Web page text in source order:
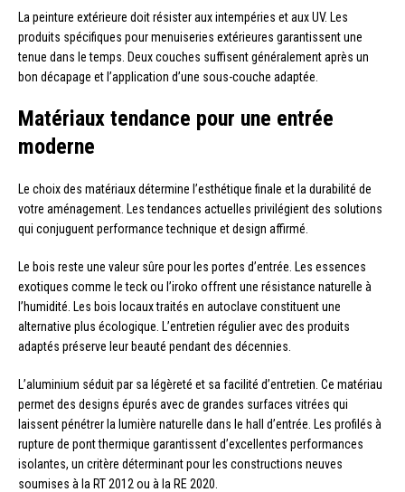
La peinture extérieure doit résister aux intempéries et aux UV. Les
produits spécifiques pour menuiseries extérieures garantissent une
tenue dans le temps. Deux couches suffisent généralement après un
bon décapage et l’application d’une sous-couche adaptée.
Matériaux tendance pour une entrée
moderne
Le choix des matériaux détermine l’esthétique finale et la durabilité de
votre aménagement. Les tendances actuelles privilégient des solutions
qui conjuguent performance technique et design affirmé.
Le bois reste une valeur sûre pour les portes d’entrée. Les essences
exotiques comme le teck ou l’iroko offrent une résistance naturelle à
l’humidité. Les bois locaux traités en autoclave constituent une
alternative plus écologique. L’entretien régulier avec des produits
adaptés préserve leur beauté pendant des décennies.
L’aluminium séduit par sa légèreté et sa facilité d’entretien. Ce matériau
permet des designs épurés avec de grandes surfaces vitrées qui
laissent pénétrer la lumière naturelle dans le hall d’entrée. Les profilés à
rupture de pont thermique garantissent d’excellentes performances
isolantes, un critère déterminant pour les constructions neuves
soumises à la RT 2012 ou à la RE 2020.